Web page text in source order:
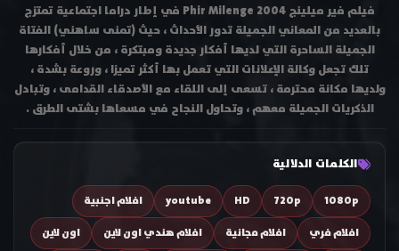
فيلم فير ميلينج Phir Milenge 2004 في إطار دراما اجتماعية تمتزج
بالعديد من المعاني الجميلة تدور الأحداث ، حيث (تمنى ساهني) الفتاة
الجميلة الساحرة التي لديها أفكار جديدة ومبتكرة ، من خلال أفكارها
تلك تجعل وكالة الإعلانات التي تعمل بها أكثر تميزا ، وروعة بشدة ،
ولديها مكانة محترمة ، تسعى إلى اللقاء مع الأصدقاء القدامى ، وتبادل
الذكريات الجميلة معهم ، وتحاول النجاح في مسعاها بشتى الطرق .
الكلمات الدلالية
1080p
720p
HD
youtube
افلام اجنبية
افلام فري
افلام مجانية افلام هندي اون لاين
اون لاين